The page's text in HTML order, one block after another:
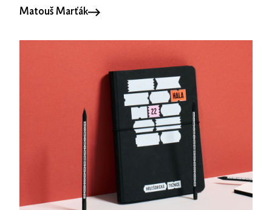
Matouš Marťák